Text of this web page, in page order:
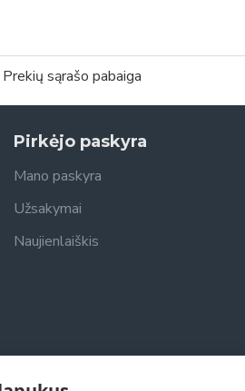
Prekių sąrašo pabaiga
Pirkėjo paskyra
Mano paskyra
Užsakymai
Naujienlaiškis